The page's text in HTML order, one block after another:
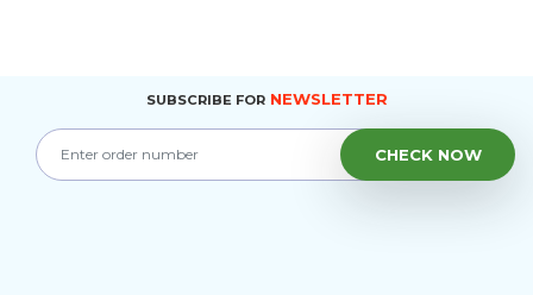
SUBSCRIBE FORNEWSLETTER